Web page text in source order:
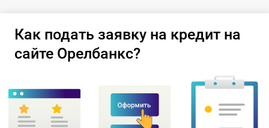
Как подать заявку на кредит на
сайте Орелбанкс?